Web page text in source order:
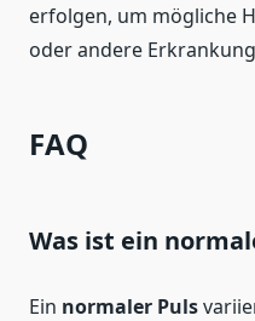
erfolgen, um mögliche
oder andere
FAQ
Was ist ein
Ein normaler Puls